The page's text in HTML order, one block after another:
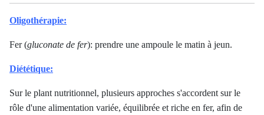
Oligothérapie:
Fer (gluconate de fer): prendre une ampoule le matin à jeun.
Diététique:
Sur le plant nutritionnel, plusieurs approches s'accordent sur le
rôle d'une alimentation variée, équilibrée et riche en fer, afin de